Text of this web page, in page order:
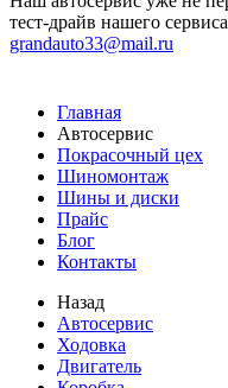
тест-драйв нашего
grandauto33@mail.ru
Главная
Автосервис
Покрасочный цех
Шиномонтаж
Шины и диски
Прайс
Блог
Контакты
Назад
Автосервис
Ходовка
Двигатель